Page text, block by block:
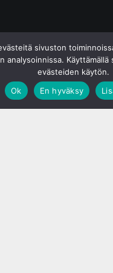
sivuston
analysoinnissa. Käyttämällä
evästeiden käytön.
Ok
En hyväksy